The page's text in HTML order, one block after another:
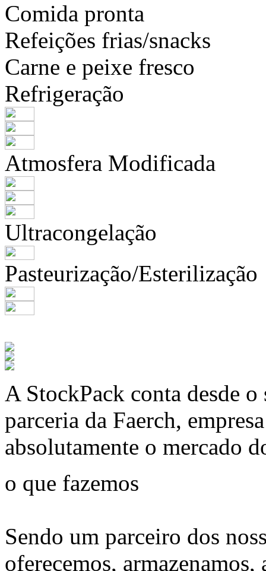
Comida pronta
Refeições frias/snacks
Carne e peixe fresco
Refrigeração
Atmosfera Modificada
Ultracongelação
Pasteurização/Esterilização
A StockPack conta desde
parceria da Faerch,
absolutamente o mercado
o que fazemos
Sendo um parceiro dos
oferecemos, armazenamos,